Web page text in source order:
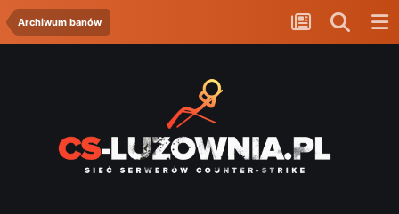
Archiwum banów